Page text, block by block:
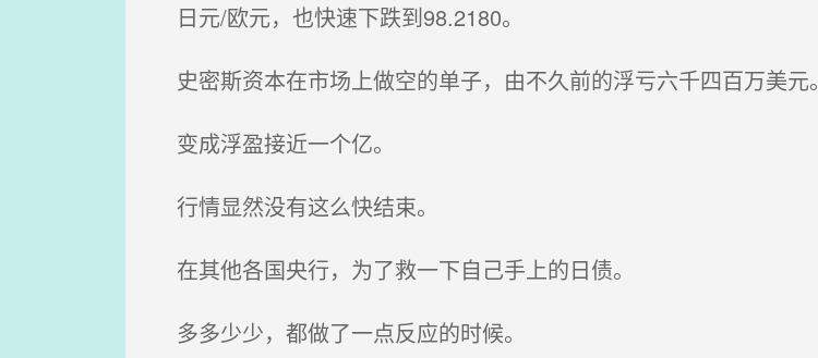
日元/欧元，也快速下跌到98.2180。
史密斯资本在市场上做空的单子，由不久前的浮亏六千四百万美元。
变成浮盈接近一个亿。
行情显然没有这么快结束。
在其他各国央行，为了救一下自己手上的日债。
多多少少，都做了一点反应的时候。